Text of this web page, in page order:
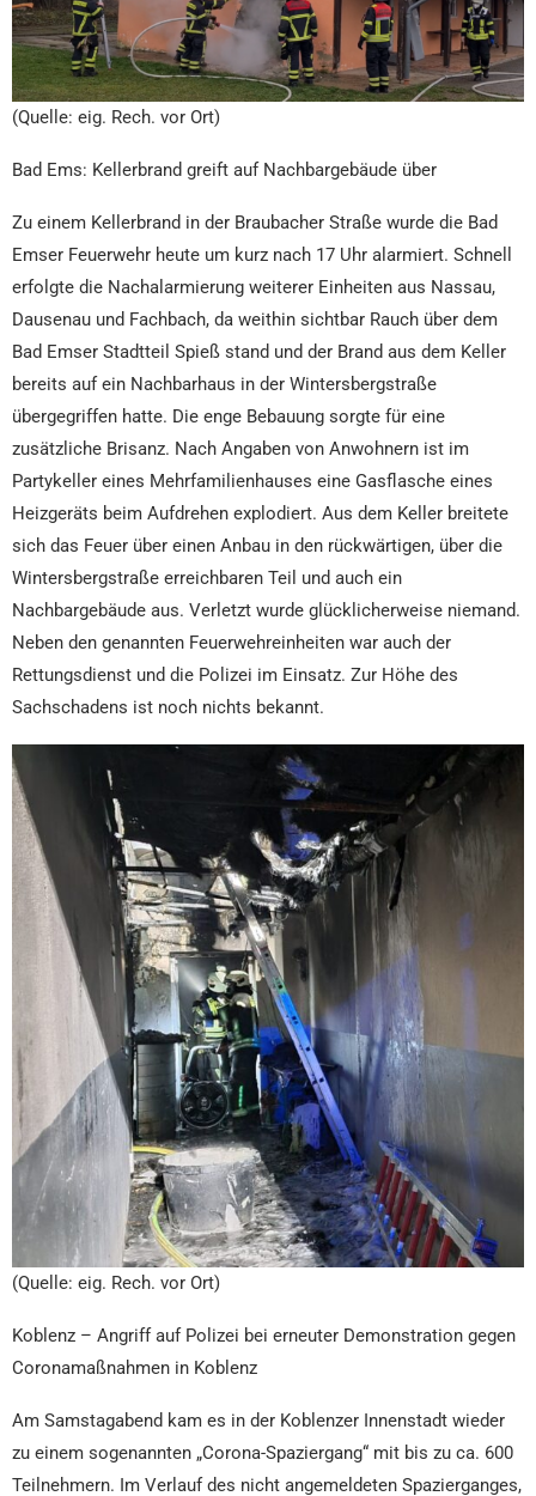
(Quelle: eig. Rech. vor Ort)
Bad Ems: Kellerbrand greift auf Nachbargebäude über
Zu einem Kellerbrand in der Braubacher Straße wurde die Bad
Emser Feuerwehr heute um kurz nach 17 Uhr alarmiert. Schnell
erfolgte die Nachalarmierung weiterer Einheiten aus Nassau,
Dausenau und Fachbach, da weithin sichtbar Rauch über dem
Bad Emser Stadtteil Spieß stand und der Brand aus dem Keller
bereits auf ein Nachbarhaus in der Wintersbergstraße
übergegriffen hatte. Die enge Bebauung sorgte für eine
zusätzliche Brisanz. Nach Angaben von Anwohnern ist im
Partykeller eines Mehrfamilienhauses eine Gasflasche eines
Heizgeräts beim Aufdrehen explodiert. Aus dem Keller breitete
sich das Feuer über einen Anbau in den rückwärtigen, über die
Wintersbergstraße erreichbaren Teil und auch ein
Nachbargebäude aus. Verletzt wurde glücklicherweise niemand.
Neben den genannten Feuerwehreinheiten war auch der
Rettungsdienst und die Polizei im Einsatz. Zur Höhe des
Sachschadens ist noch nichts bekannt.
(Quelle: eig. Rech. vor Ort)
Koblenz – Angriff auf Polizei bei erneuter Demonstration gegen
Coronamaßnahmen in Koblenz
Am Samstagabend kam es in der Koblenzer Innenstadt wieder
zu einem sogenannten „Corona-Spaziergang“ mit bis zu ca. 600
Teilnehmern. Im Verlauf des nicht angemeldeten Spazierganges,